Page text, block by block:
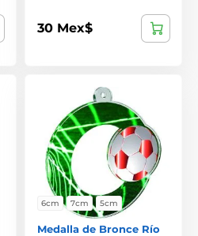
30 Mex$
6cm 7cm 5cm
Medalla de Bronce Río